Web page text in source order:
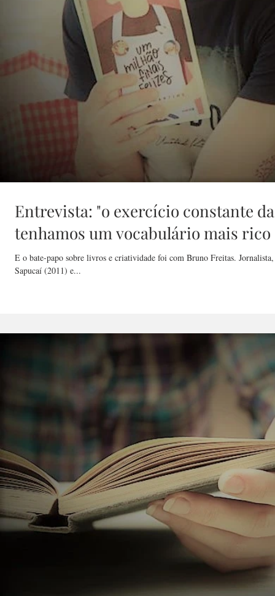
Entrevista: "o exercício constante
tenhamos um vocabulário mais rico
E o bate-papo sobre livros e criatividade foi com Bruno Freitas.
Sapucaí (2011) e...